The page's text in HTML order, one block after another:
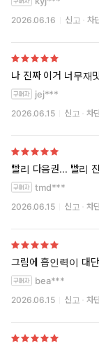
2026.06.16 신고 차
나 진짜 이거 너무재
jej***
2026.06.15 신고 차
빨리 다음권... 빨리
tmd***
2026.06.15 신고 차
그림에 흡인력이 대
bea***
2026.06.15 신고 차